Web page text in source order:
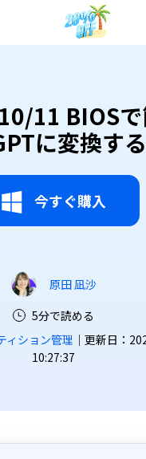
11 BIOSで
に変換す
今すぐ購入
原田 凪沙
5分で読める
ィション管理 ｜更新日：
10:27:37